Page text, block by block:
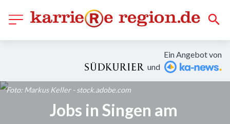
Ein Angebot von
und
Foto: Markus Keller - stock.adobe.com
Jobs in Singen am